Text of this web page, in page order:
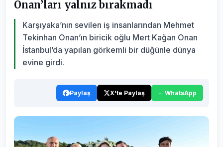
Onan’ları yalnız bırakmadı
Karşıyaka’nın sevilen iş insanlarından Mehmet
Tekinhan Onan’ın biricik oğlu Mert Kağan Onan
İstanbul’da yapılan görkemli bir düğünle dünya
evine girdi.
Paylaş X'te Paylaş WhatsApp